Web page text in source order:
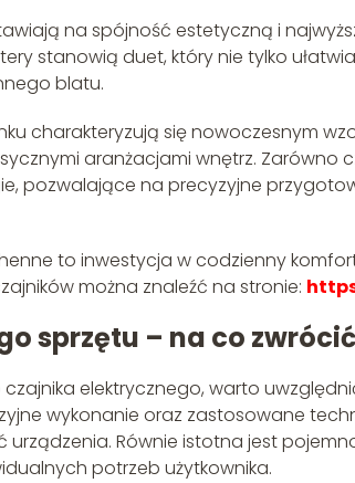
na spójność estetyczną i
stanowią duet, który nie tylko
blatu.
charakteryzują się nowoczesnym
aranżacjami wnętrz. Zarówno
pozwalające na precyzyjne
to inwestycja w codzienny
można znaleźć na stronie:
sprzętu – na co
elektrycznego, warto
wykonanie oraz zastosowane
urządzenia. Równie istotna jest
potrzeb użytkownika.